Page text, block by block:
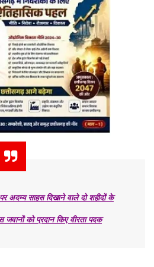
अदम्य साहस दिखाने वाले दो शहीदों के
जवानों को प्रदान किए वीरता पदक